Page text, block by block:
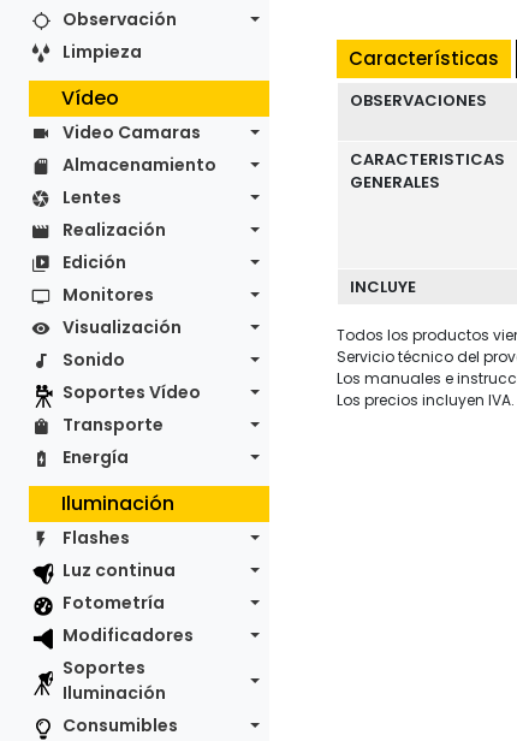
Observación
Limpieza
Vídeo
Video Camaras
Almacenamiento
Lentes
Realización
Edición
Monitores
Visualización
Sonido
Soportes Vídeo
Transporte
Energía
Iluminación
Flashes
Luz continua
Fotometría
Modificadores
Soportes
Iluminación
Consumibles
Características
OBSERVACIONES
CARACTERISTICAS
GENERALES
INCLUYE
Todos los productos
Servicio técnico del
Los manuales e
Los precios incluyen IVA.